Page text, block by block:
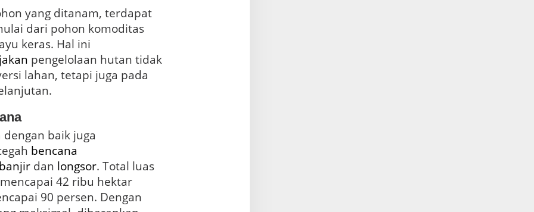
yang ditanam, terdapat
dari pohon komoditas
keras. Hal ini
pengelolaan hutan tidak
lahan, tetapi juga pada
baik juga
bencana
banjirdan longsor. Total luas
42 ribu hektar
90 persen. Dengan